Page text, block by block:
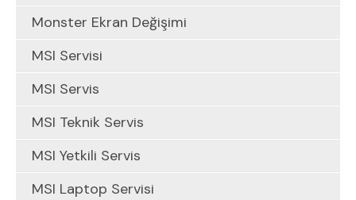
Monster Ekran Değişimi
MSI Servisi
MSI Servis
MSI Teknik Servis
MSI Yetkili Servis
MSI Laptop Servisi